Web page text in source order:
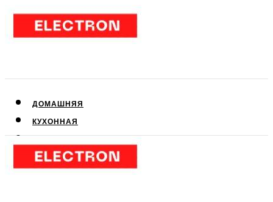
ДОМАШНЯЯ
КУХОННАЯ
КЛИМАТИЧЕСКАЯ